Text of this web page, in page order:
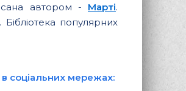
автором - Марті.
популярних
соціальних мережах: